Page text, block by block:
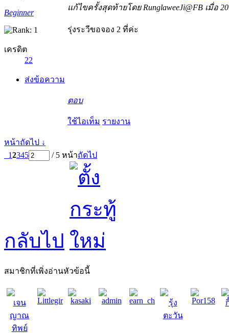
Beginner
เครดิต
22
ส่งข้อความ
แก้ไขครั้งสุดท้ายโดย RunglaweeJi@FB เมื่อ
รุ่งระวีขอจอง 2 ที่ค่ะ
ตอบ
ใช้ไอเท็ม รายงาน
หน้าถัดไป ↓
12345 / 5 หน้าถัดไป
กลับไป
สมาชิกที่เพิ่งอ่านหัวข้อนี้
เจน
ญาณ
ทิพย์
Littlegirl_Bell
kasaki admin earn_chanikarn
รุ้ง
ตะวัน
Por158